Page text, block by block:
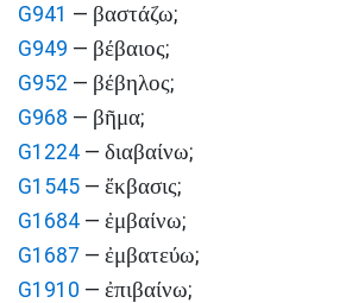
G941 — βαστάζω;
G949 — βέβαιος;
G952 — βέβηλος;
G968 — βῆμα;
G1224 — διαβαίνω;
G1545 — ἔκβασις;
G1684 — ἐμβαίνω;
G1687 — ἐμβατεύω;
G1910 — ἐπιβαίνω;